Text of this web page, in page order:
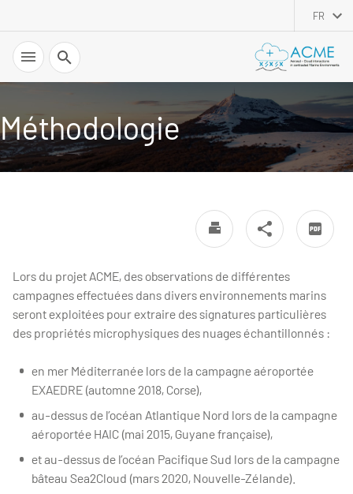
FR
Recherche
Méthodologie
Lors du projet ACME, des observations de différentes
campagnes effectuées dans divers environnements marins
seront exploitées pour extraire des signatures particulières
des propriétés microphysiques des nuages échantillonnés :
en mer Méditerranée lors de la campagne aéroportée
EXAEDRE (automne 2018, Corse),
au-dessus de l’océan Atlantique Nord lors de la campagne
aéroportée HAIC (mai 2015, Guyane française),
et au-dessus de l’océan Pacifique Sud lors de la campagne
bâteau Sea2Cloud (mars 2020, Nouvelle-Zélande).